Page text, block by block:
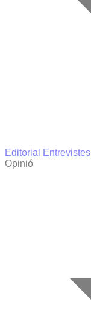
Editorial
Entrevistes
Opinió